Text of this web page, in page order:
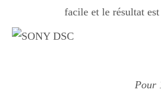
Mes amis en
facile et le résultat
Pour